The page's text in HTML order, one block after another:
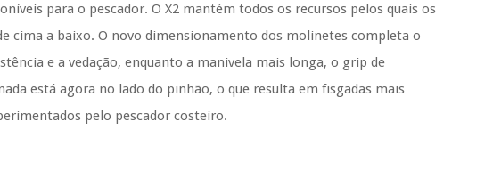
para o pescador. O X2 mantém todos os recursos pelos quais os
cima a baixo. O novo dimensionamento dos molinetes completa o
e a vedação, enquanto a manivela mais longa, o grip de
está agora no lado do pinhão, o que resulta em fisgadas mais
pelo pescador costeiro.